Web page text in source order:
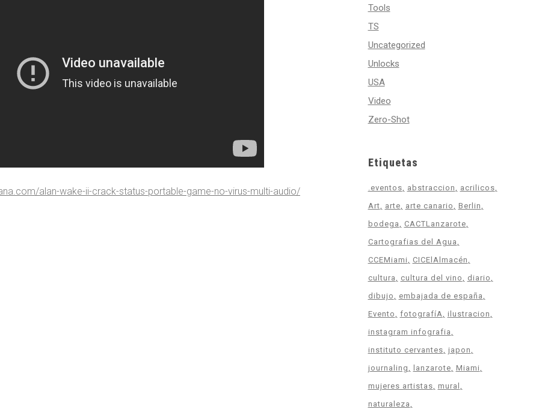
alan-wake-ii-crack-status-portable-game-no-virus-multi-audio/
Tools
TS
Uncategorized
Unlocks
USA
Video
Zero-Shot
Etiquetas
.eventos abstraccion
acrilicos
Art
arte arte canario
Berlin
bodega
CACTLanzarote
Cartografias del Agua
CCEMiami
CICElAlmacén
cultura
cultura del vino
diario
dibujo
embajada de españa
Evento
fotografíA ilustracion
instagram infografia
instituto cervantes japon
journaling
lanzarote Miami
mujeres artistas mural
naturaleza